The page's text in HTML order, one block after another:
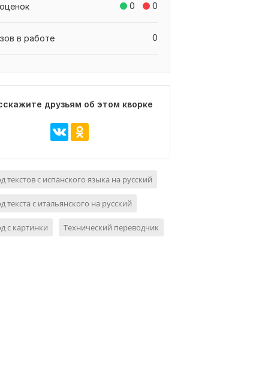
0 0
0
в работе
друзьям об этом кворке
текстов с испанского языка на русский
текста с итальянского на русский
с картинки Технический переводчик